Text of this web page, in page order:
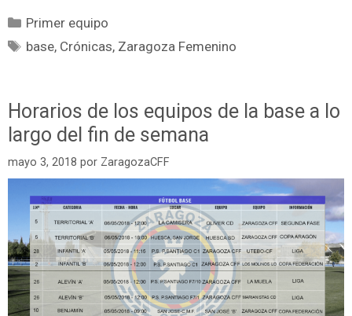
Primer equipo
base, Crónicas, Zaragoza Femenino
Horarios de los equipos de la base a lo
largo del fin de semana
mayo 3, 2018 por ZaragozaCFF